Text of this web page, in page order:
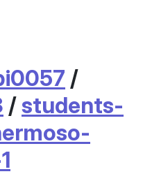
/
/students-